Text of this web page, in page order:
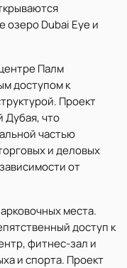
озеро Dubai Eye и
Палм
доступом к
Проект
Дубая, что
частью
и деловых
от
места.
доступ к
фитнес-зал и
и спорта. Проект